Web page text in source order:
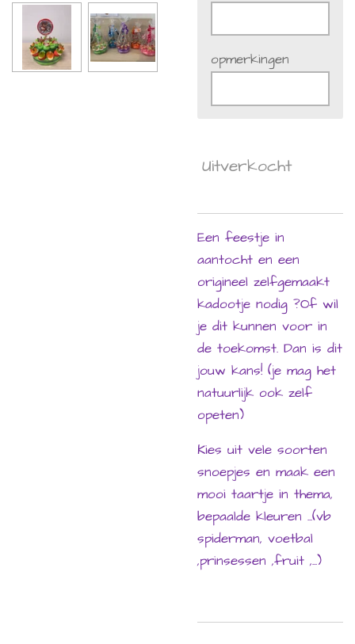
opmerkingen
Uitverkocht
Een feestje in
aantocht en een
origineel zelfgemaakt
kadootje nodig ?Of wil
je dit kunnen voor in
de toekomst. Dan is dit
jouw kans! (je mag het
natuurlijk ook zelf
opeten)
Kies uit vele soorten
snoepjes en maak een
mooi taartje in thema,
bepaalde kleuren ...(vb
spiderman, voetbal
,prinsessen ,fruit ,...)